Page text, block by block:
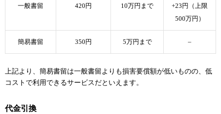
一般書留 420円 10万円まで
+23円（上限
500万円）
簡易書留 350円 5万円まで –
上記より、簡易書留は一般書留よりも損害要償額が低いものの、低
コストで利用できるサービスだといえます。
代金引換